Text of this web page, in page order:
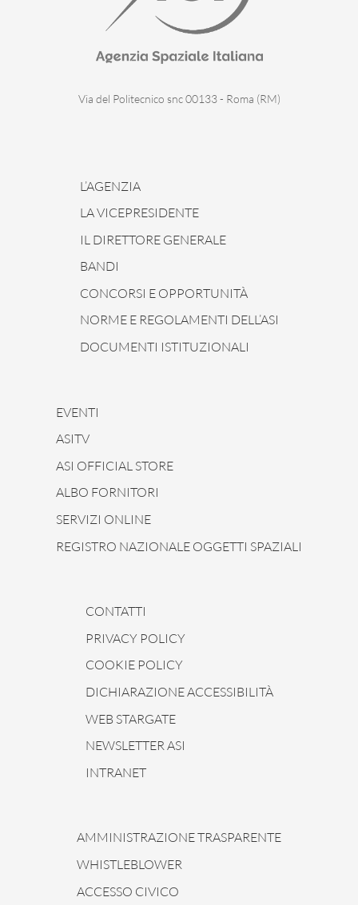
Via del Politecnico snc 00133 - Roma (RM)
L’AGENZIA
LA VICEPRESIDENTE
IL DIRETTORE GENERALE
BANDI
CONCORSI E OPPORTUNITÀ
NORME E REGOLAMENTI DELL’ASI
DOCUMENTI ISTITUZIONALI
EVENTI
ASITV
ASI OFFICIAL STORE
ALBO FORNITORI
SERVIZI ONLINE
REGISTRO NAZIONALE OGGETTI SPAZIALI
CONTATTI
PRIVACY POLICY
COOKIE POLICY
DICHIARAZIONE ACCESSIBILITÀ
WEB STARGATE
NEWSLETTER ASI
INTRANET
AMMINISTRAZIONE TRASPARENTE
WHISTLEBLOWER
ACCESSO CIVICO